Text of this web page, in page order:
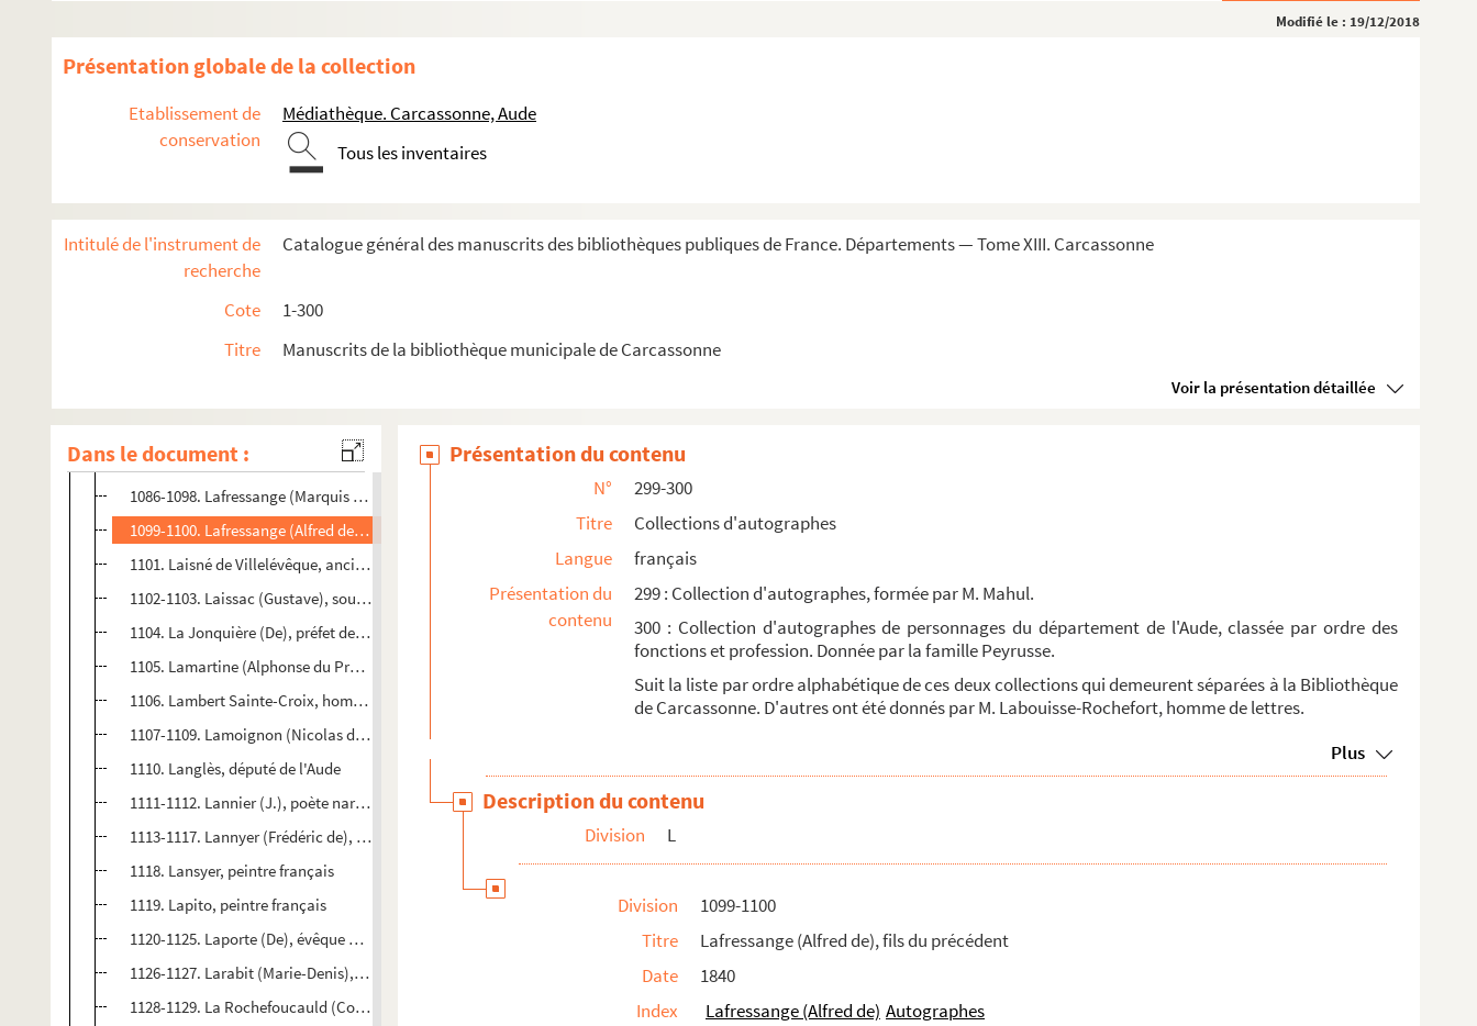
Modifié le : 19/12/2018
Présentation globale de la collection
Etablissement de
conservation
Médiathèque. Carcassonne, Aude
Tous les inventaires
Intitulé de l'instrument de
recherche
Catalogue général des manuscrits des bibliothèques publiques de France. Départements — Tome XIII. Carcassonne
Cote
1-300
Titre
Manuscrits de la bibliothèque municipale de Carcassonne
Voir la présentation détaillée
Dans le document :
1005-1008. Laborie (Abbé), professeur
1010-1012. Labouillerie (De), évêque de Carcassonne
1013-1071. Labouïsse-Rochefort, littérateur
1075. Lacaze, conseiller du Roi, châtelain de Montréal (Aude)
1076-1077. Lacépède (Comte de), grand chancelier de la Légion d'honneur. An XIII
1080. Lafayette (Gilbert du Mortier, marquis de)
1084. Laffite, peintre français
1085. Laffond de Saint-Mur, homme politique français
1086-1098. Lafressange (Marquis de), député de la Haute-Loire
1099-1100. Lafressange (Alfred de), fils du précédent
1101. Laisné de Villelévêque, ancien député et questeur
1102-1103. Laissac (Gustave), souspréfet de Château-Chinon
1104. La Jonquière (De), préfet de l'Aude
1105. Lamartine (Alphonse du Prat de), célèbre poète français
1106. Lambert Sainte-Croix, homme politique français
1107-1109. Lamoignon (Nicolas de), seigneur de Baville, intendant du Languedoc
1110. Langlès, député de l'Aude
1111-1112. Lannier (J.), poète narbonnais
1113-1117. Lannyer (Frédéric de), sous-préfet de l'arrondissement de Carcassonne
1118. Lansyer, peintre français
1119. Lapito, peintre français
1120-1125. Laporte (De), évêque de Carcassonne
1126-1127. Larabit (Marie-Denis), homme politique français, sénateur
1128-1129. La Rochefoucauld (Comte Jules de), député
Présentation du contenu
N°
299-300
Titre
Collections d'autographes
Langue
français
Présentation du
contenu
299 : Collection d'autographes, formée par M. Mahul.
300 : Collection d'autographes de personnages du département de l'Aude, classée par ordre des
fonctions et profession. Donnée par la famille Peyrusse.
Suit la liste par ordre alphabétique de ces deux collections qui demeurent séparées à la Bibliothèque
de Carcassonne. D'autres ont été donnés par M. Labouisse-Rochefort, homme de lettres.
Plus
Description du contenu
Division L
Division
1099-1100
Titre
Lafressange (Alfred de), fils du précédent
Date
1840
Index
Lafressange (Alfred de) Autographes